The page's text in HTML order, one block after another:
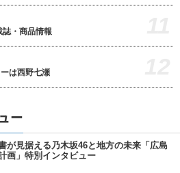
・商品情報
は西野七瀬
ー
が見据える乃木坂46と地方の未来「広島
画」特別インタビュー